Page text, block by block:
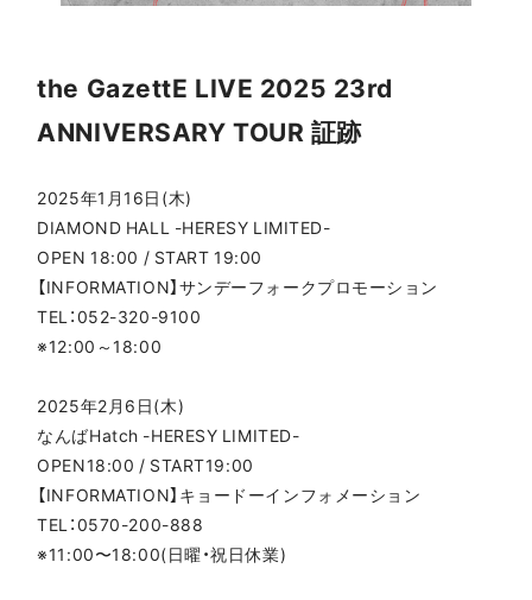
the GazettE LIVE 2025 23rd
ANNIVERSARY TOUR 証跡
2025年1月16日(木)
DIAMOND HALL -HERESY LIMITED-
OPEN 18:00 / START 19:00
【INFORMATION】サンデーフォークプロモーション
TEL：052-320-9100
※12:00～18:00
2025年2月6日(木)
なんばHatch -HERESY LIMITED-
OPEN18:00 / START19:00
【INFORMATION】キョードーインフォメーション
TEL：0570-200-888
※11:00〜18:00(日曜・祝日休業)